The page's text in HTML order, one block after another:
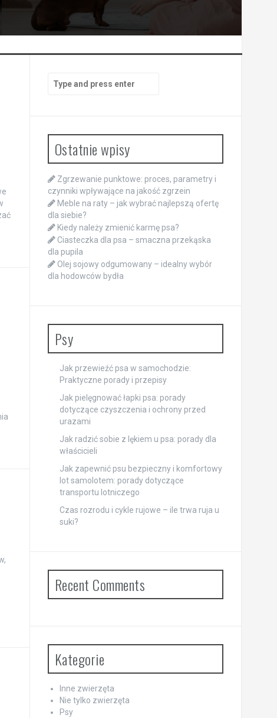
for:
Ostatnie wpisy
Zgrzewanie punktowe: proces, parametry i
czynniki wpływające na jakość zgrzein
Meble na raty – jak wybrać najlepszą ofertę
dla siebie?
Kiedy należy zmienić karmę psa?
Ciasteczka dla psa – smaczna przekąska
dla pupila
Olej sojowy odgumowany – idealny wybór
dla hodowców bydła
Psy
Jak przewieźć psa w samochodzie:
Praktyczne porady i przepisy
Jak pielęgnować łapki psa: porady
dotyczące czyszczenia i ochrony przed
urazami
Jak radzić sobie z lękiem u psa: porady dla
właścicieli
Jak zapewnić psu bezpieczny i komfortowy
lot samolotem: porady dotyczące
transportu lotniczego
Czas rozrodu i cykle rujowe – ile trwa ruja u
suki?
Recent Comments
Kategorie
Inne zwierzęta
Nie tylko zwierzęta
Psy